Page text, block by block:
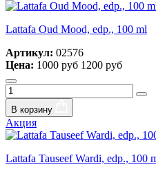
Lattafa Oud Mood, edp., 100 ml
Артикул: 02576
Цена: 1000 руб 1200 руб
В корзину
Акция
Lattafa Tauseef Wardi, edp., 100